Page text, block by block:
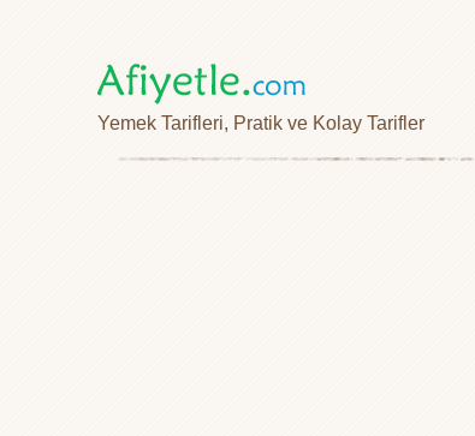
Yemek Tarifleri, Pratik ve Kolay Tarifler